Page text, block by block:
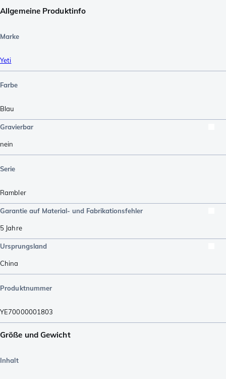
Allgemeine Produktinfo
Marke
Yeti
Farbe
Blau
Gravierbar
nein
Serie
Rambler
Garantie auf Material- und Fabrikationsfehler
5 Jahre
Ursprungsland
China
Produktnummer
YE70000001803
Größe und Gewicht
Inhalt